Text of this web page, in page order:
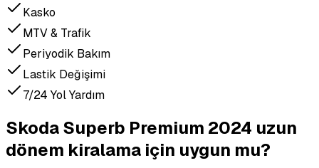
Kasko
MTV & Trafik
Periyodik Bakım
Lastik Değişimi
7/24 Yol Yardım
Skoda Superb Premium 2024 uzun
dönem kiralama için uygun mu?